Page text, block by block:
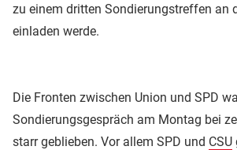
zu einem dritten Sondierungstreffen an
einladen werde.
Die Fronten zwischen Union und SPD
Sondierungsgespräch am Montag bei
starr geblieben. Vor allem SPD und CSU